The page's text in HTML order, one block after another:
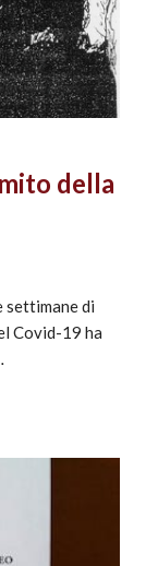
della
settimane di
Covid-19 ha